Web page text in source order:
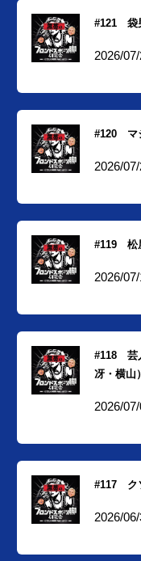
#121 袋
2026/
#120 マ
2026/
#119 松
2026/
#118 芸
冴・横山）
2026/
#117 ク
2026/